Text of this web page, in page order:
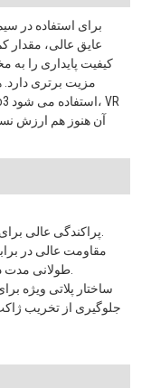
کیفیت پایداری را
آن هنوز هم ارزش
طولانی مدت دی الکتریک به دلیل محتوای رطوبت آزاد کم آن.
جلوگیری از تخریب